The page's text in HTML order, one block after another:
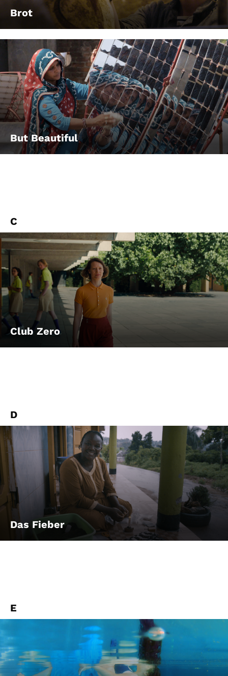
Brot
But Beautiful
C
Club Zero
D
Das Fieber
E